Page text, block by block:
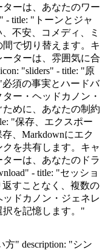
ーは、あなたのワー
- title: "トーンとジャ
不安、コメディ、ミ
で切り替えます。キ
ターは、雰囲気に合
"sliders" - title: "原
必須の事実とハードバ
ー・ヘッドカノン・
めに、あなたの制約
"保存、エクスポー
、Markdownにエク
を共有します。キャ
ーは、あなたのドラ
- title: "セッショ
返すことなく、複数の
ドカノン・ジェネレ
を記憶します。"
方" description: "シン